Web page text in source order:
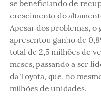
se beneficiando de
crescimento do
Apesar dos problemas, o
apresentou ganho de
total de 2,5 milhões de
meses, passando a ser
da Toyota, que, no
milhões de unidades.